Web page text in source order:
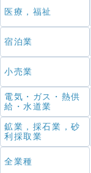
医療，福祉
宿泊業
小売業
電気・ガス・熱供
給・水道業
鉱業，採石業，砂
利採取業
全業種